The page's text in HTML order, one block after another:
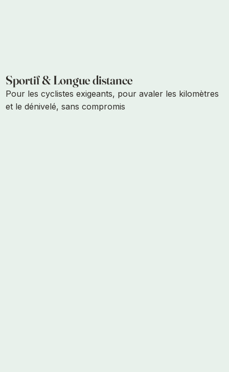
Sportif & Longue distance
Pour les cyclistes exigeants, pour avaler les kilomètres
et le dénivelé, sans compromis